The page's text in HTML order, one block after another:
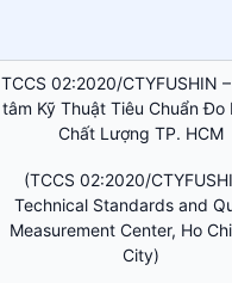
TCCS 02:2020/CTYFUSHIN
tâm Kỹ Thuật Tiêu Chuẩn Đo
Chất Lượng TP. HCM
(TCCS 02:2020/
Technical Standards and
Measurement Center, Ho
City)